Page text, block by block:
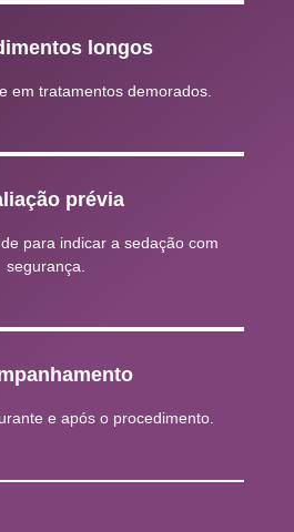
longos
em tratamentos demorados.
prévia
para indicar a sedação com
segurança.
e após o procedimento.